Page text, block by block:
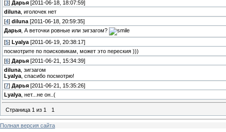
[3] Дарья [2011-06-18, 18:07:59]
diluna , иголочек нет
[4] diluna [2011-06-18, 20:59:35]
Дарья, А веточки ровные или зигзагом?
[5] Lyalya [2011-06-19, 20:38:17]
посмотрите по поисковикам, может это переския )))
[6] Дарья [2011-06-21, 15:34:39]
diluna , зигзагом
Lyalya , спасибо посмотрю!
[7] Дарья [2011-06-21, 15:35:26]
Lyalya , нет...не он..(
Страница 1 из 1 1
Полная версия сайта